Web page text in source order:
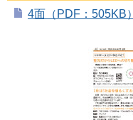
4面（PDF：505KB）